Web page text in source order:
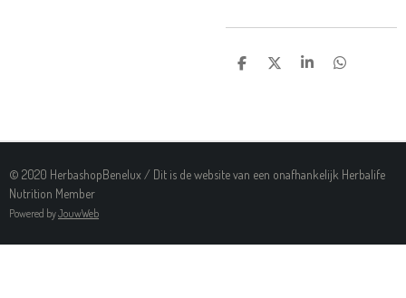
D
D
S
D
© 2020 HerbashopBenelux / Dit is de website van een onafhankelijk Herbalife
Nutrition Member
Powered byJouwWeb